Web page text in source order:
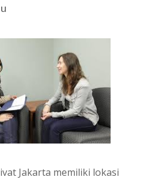
Jakarta memiliki lokasi